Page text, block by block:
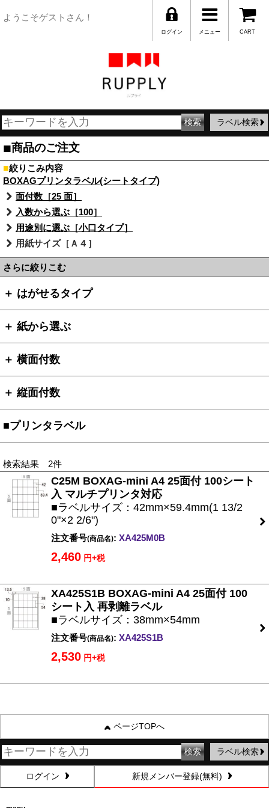
ようこそゲストさん！
CART
メニュー
ログイン
ラベル検索
■商品のご注文
■絞りこみ内容
BOXAGプリンタラベル(シートタイプ)
面付数［25 面］
入数から選ぶ［100］
用途別に選ぶ［小口タイプ］
用紙サイズ［Ａ４］
さらに絞りこむ
＋ はがせるタイプ
＋ 紙から選ぶ
＋ 横面付数
＋ 縦面付数
■プリンタラベル
検索結果 2件
C25M BOXAG-mini A4 25面付 100シート
入 マルチプリンタ対応
■ラベルサイズ：42mm×59.4mm(1 13/2
0"×2 2/6")
注文番号(商品名): XA425M0B
2,460 円+税
XA425S1B BOXAG-mini A4 25面付 100
シート入 再剥離ラベル
■ラベルサイズ：38mm×54mm
注文番号(商品名): XA425S1B
2,530 円+税
ページTOPへ
ラベル検索
ログイン 新規メンバー登録(無料)